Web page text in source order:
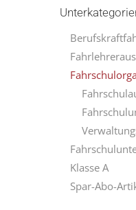
Klasse A
Spar-Abo-